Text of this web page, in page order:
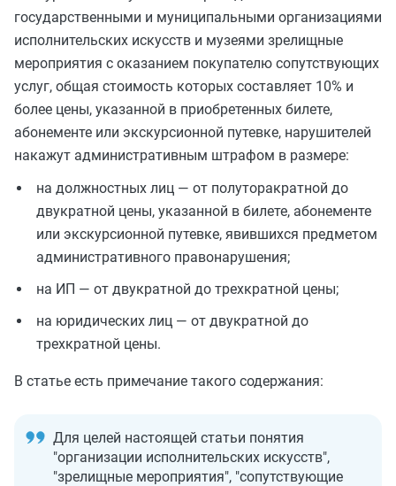
государственными и муниципальными организациями
исполнительских искусств и музеями зрелищные
мероприятия с оказанием покупателю сопутствующих
услуг, общая стоимость которых составляет 10% и
более цены, указанной в приобретенных билете,
абонементе или экскурсионной путевке, нарушителей
накажут административным штрафом в размере:
на должностных лиц — от полуторакратной до
двукратной цены, указанной в билете, абонементе
или экскурсионной путевке, явившихся предметом
административного правонарушения;
на ИП — от двукратной до трехкратной цены;
на юридических лиц — от двукратной до
трехкратной цены.
В статье есть примечание такого содержания:
Для целей настоящей статьи понятия
"организации исполнительских искусств",
"зрелищные мероприятия", "сопутствующие